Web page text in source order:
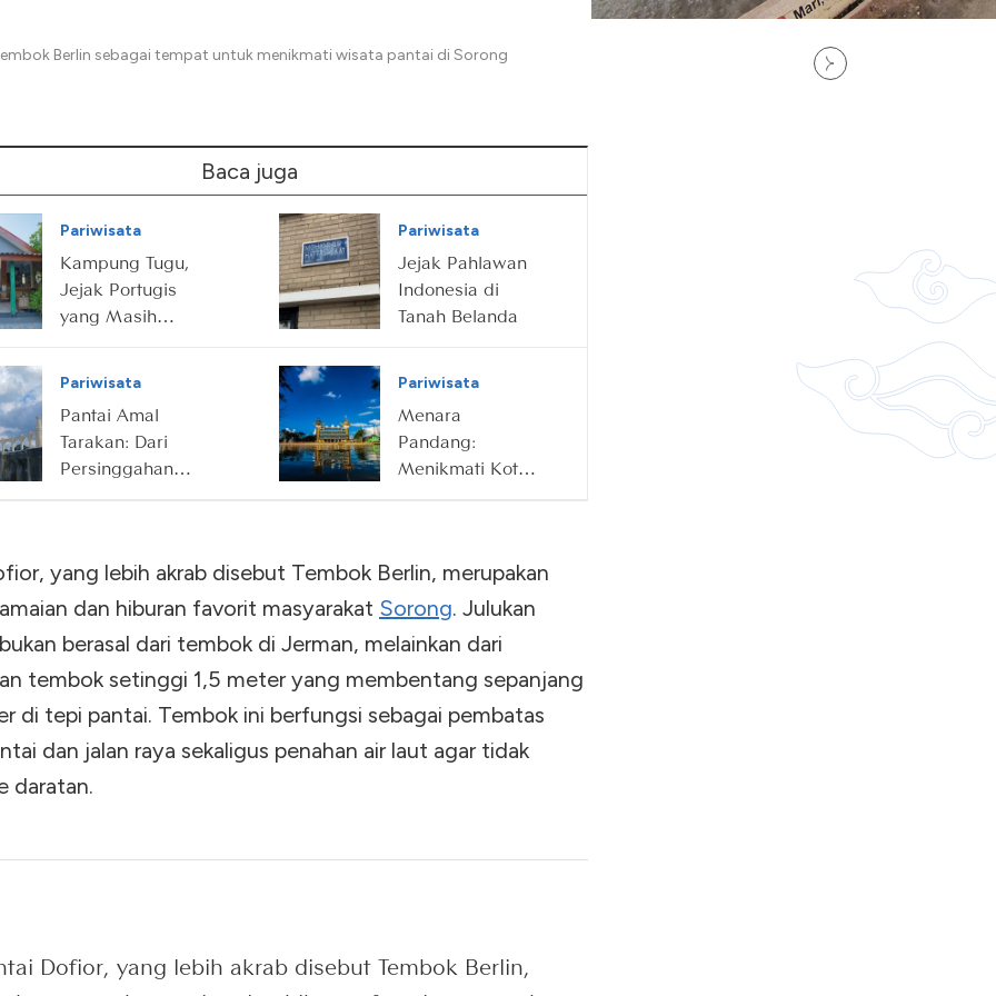
Berlin sebagai tempat untuk menikmati wisata pantai di Sorong
Baca juga
Pariwisata
Kampung Tugu,
Jejak Portugis
yang Masih
Pariwisata
Jejak Pahlawan
Indonesia di
Tanah Belanda
Pariwisata
Pantai Amal
Tarakan: Dari
Persinggahan
Pariwisata
Menara
Pandang:
Menikmati Kota
yang lebih akrab disebut Tembok Berlin, merupakan
dan hiburan favorit masyarakat Sorong. Julukan
berasal dari tembok di Jerman, melainkan dari
tembok setinggi 1,5 meter yang membentang sepanjang
di tepi pantai. Tembok ini berfungsi sebagai pembatas
dan jalan raya sekaligus penahan air laut agar tidak
daratan.
Dofior, yang lebih akrab disebut Tembok Berlin,